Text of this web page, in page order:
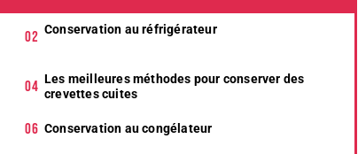
Conservation au réfrigérateur
Les meilleures méthodes pour conserver des
crevettes cuites
Conservation au congélateur